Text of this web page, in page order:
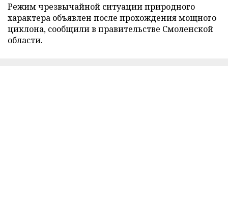
Режим чрезвычайной ситуации природного
характера объявлен после прохождения мощного
циклона, сообщили в правительстве Смоленской
области.